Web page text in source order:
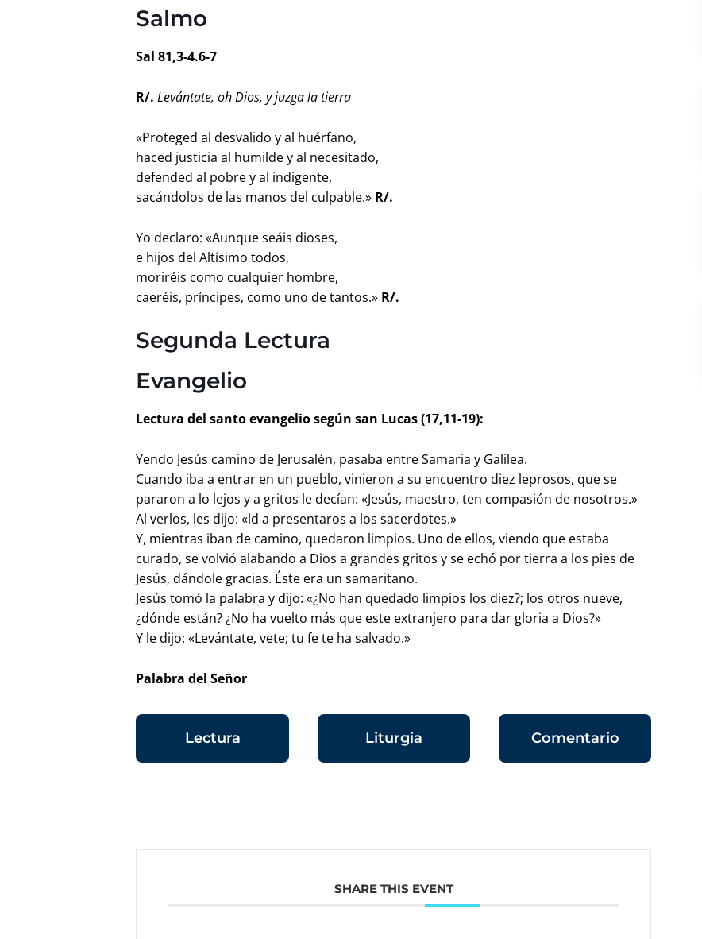
Salmo
Sal 81,3-4.6-7
R/. Levántate, oh Dios, y juzga la tierra
«Proteged al desvalido y al huérfano,
haced justicia al humilde y al necesitado,
defended al pobre y al indigente,
sacándolos de las manos del culpable.» R/.
Yo declaro: «Aunque seáis dioses,
e hijos del Altísimo todos,
moriréis como cualquier hombre,
caeréis, príncipes, como uno de tantos.» R/.
Segunda Lectura
Evangelio
Lectura del santo evangelio según san Lucas (17,11-19):
Yendo Jesús camino de Jerusalén, pasaba entre Samaria y Galilea.
Cuando iba a entrar en un pueblo, vinieron a su encuentro diez leprosos, que se
pararon a lo lejos y a gritos le decían: «Jesús, maestro, ten compasión de nosotros.»
Al verlos, les dijo: «ld a presentaros a los sacerdotes.»
Y, mientras iban de camino, quedaron limpios. Uno de ellos, viendo que estaba
curado, se volvió alabando a Dios a grandes gritos y se echó por tierra a los pies de
Jesús, dándole gracias. Éste era un samaritano.
Jesús tomó la palabra y dijo: «¿No han quedado limpios los diez?; los otros nueve,
¿dónde están? ¿No ha vuelto más que este extranjero para dar gloria a Dios?»
Y le dijo: «Levántate, vete; tu fe te ha salvado.»
Palabra del Señor
Lectura Liturgia Comentario
SHARE THIS EVENT